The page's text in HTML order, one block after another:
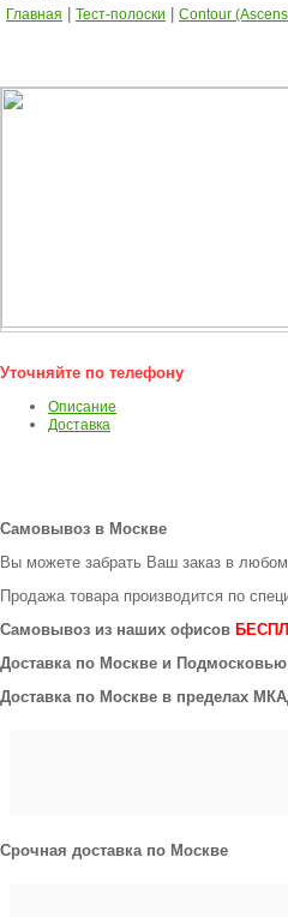
Главная Тест-полоски Contour
Уточняйте по телефону
Описание
Доставка
Самовывоз в Москве
Вы можете забрать Ваш заказ в
Продажа товара производится по
Самовывоз из наших офисов
Доставка по Москве и Подмосковью
Доставка по Москве в пределах
Срочная доставка по Москве